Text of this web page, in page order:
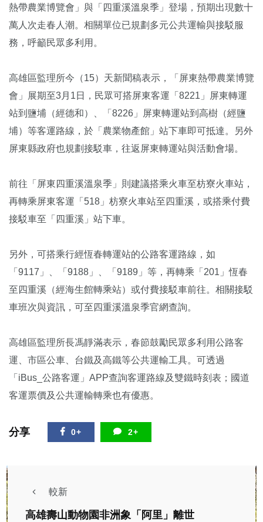
熱帶農業博覽會」與「四重溪溫泉季」登場，預期出現數十
萬人次走春人潮。相關單位已規劃多元公共運輸與接駁服
務，呼籲民眾多利用。
高雄區監理所今（15）天新聞稿表示，「屏東熱帶農業博覽
會」展期至3月1日，民眾可搭屏東客運「8221」屏東轉運
站到鹽埔（經德和）、「8226」屏東轉運站到高樹（經鹽
埔）等客運路線，於「農業物產館」站下車即可抵達。另外
屏東縣政府也規劃接駁車，往返屏東轉運站與活動會場。
前往「屏東四重溪溫泉季」則建議搭乘火車至枋寮火車站，
再轉乘屏東客運「518」枋寮火車站至四重溪，或搭乘付費
接駁車至「四重溪」站下車。
另外，可搭乘行經恆春轉運站的公路客運路線，如
「9117」、「9188」、「9189」等，再轉乘「201」恆春
至四重溪（經海生館轉乘站）或付費接駁車前往。相關接駁
車班次與資訊，可至四重溪溫泉季官網查詢。
高雄區監理所長馮靜滿表示，春節鼓勵民眾多利用公路客
運、市區公車、台鐵及高鐵等公共運輸工具。可透過
「iBus_公路客運」APP查詢客運路線及雙鐵時刻表；國道
客運票價及公共運輸轉乘也有優惠。
分享 0+ 2+
較新
高雄壽山動物園非洲象「阿里」離世